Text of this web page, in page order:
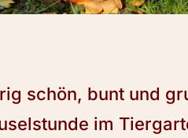
schön, bunt und
im